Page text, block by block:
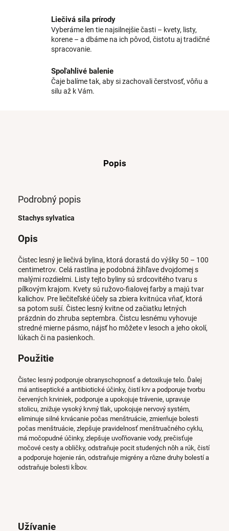
Liečivá sila prírody
Vyberáme len tie najsilnejšie časti – kvety, listy,
korene – a dbáme na ich pôvod, čistotu aj tradičné
spracovanie.
Spoľahlivé balenie
Čaje balíme tak, aby si zachovali čerstvosť, vôňu a
silu až k Vám.
Popis
Podrobný popis
Stachys sylvatica
Opis
Čistec lesný je liečivá bylina, ktorá dorastá do výšky 50 – 100
centimetrov. Celá rastlina je podobná žihľave dvojdomej s
malými rozdielmi. Listy tejto byliny sú srdcovitého tvaru s
pílkovým krajom. Kvety sú ružovo-fialovej farby a majú tvar
kalichov. Pre liečiteľské účely sa zbiera kvitnúca vňať, ktorá
sa potom suší. Čistec lesný kvitne od začiatku letných
prázdnin do zhruba septembra. Čistcu lesnému vyhovuje
stredné mierne pásmo, nájsť ho môžete v lesoch a jeho okolí,
lúkach či na pasienkoch.
Použitie
Čistec lesný podporuje obranyschopnosť a detoxikuje telo. Ďalej
má antiseptické a antibiotické účinky, čistí krv a podporuje tvorbu
červených krviniek, podporuje a upokojuje trávenie, upravuje
stolicu, znižuje vysoký krvný tlak, upokojuje nervový systém,
e liminuje silné krvácanie počas menštruácie, zmierňuje bolesti
počas menštruácie, z lepšuje pravidelnosť menštruačného cyklu,
má močopudné účinky, zlepšuje uvoľňovanie vody, prečisťuje
močové cesty a obličky, odstraňuje pocit studených nôh a rúk, čistí
a podporuje hojenie rán, odstraňuje migrény a rôzne druhy bolestí a
odstraňuje bolesti kĺbov.
Užívanie